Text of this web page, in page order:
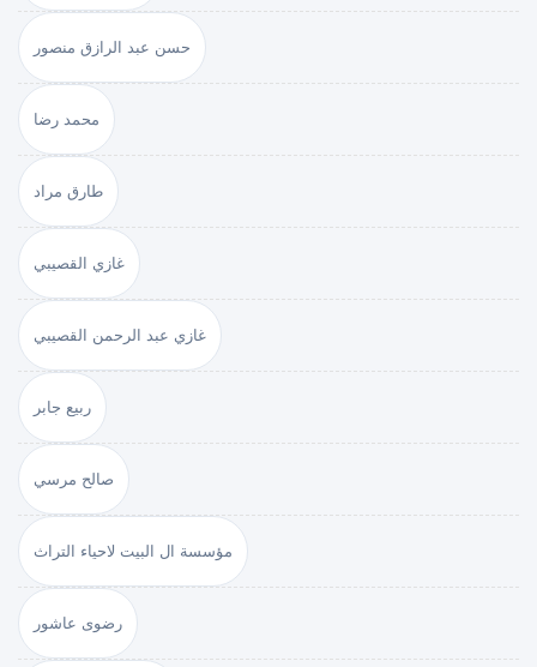
حسن عبد الرازق منصور
محمد رضا
طارق مراد
غازي القصيبي
غازي عبد الرحمن القصيبي
ربيع جابر
صالح مرسي
مؤسسة ال البيت لاحياء التراث
رضوى عاشور